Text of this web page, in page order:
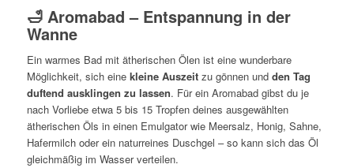
🛁 Aromabad – Entspannung in der
Wanne
Ein warmes Bad mit ätherischen Ölen ist eine wunderbare
Möglichkeit, sich eine kleine Auszeitzu gönnen und den Tag
duftend ausklingen zu lassen. Für ein Aromabad gibst du je
nach Vorliebe etwa 5 bis 15 Tropfen deines ausgewählten
ätherischen Öls in einen Emulgator wie Meersalz, Honig, Sahne,
Hafermilch oder ein naturreines Duschgel – so kann sich das Öl
gleichmäßig im Wasser verteilen.